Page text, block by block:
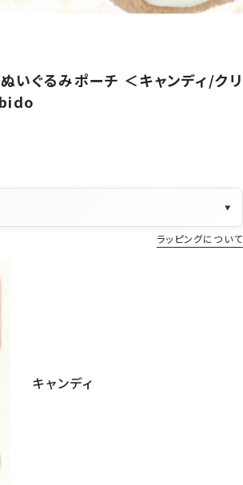
いぐるみポーチ ＜キャンディ/クリ
▼
ラッピングについて
キャンディ